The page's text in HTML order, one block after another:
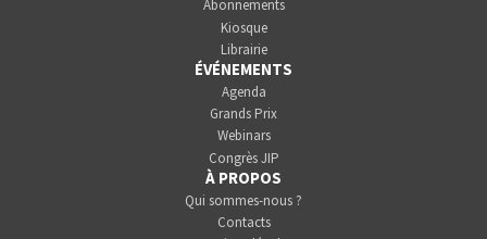
Abonnements
Kiosque
Librairie
ÉVÉNEMENTS
Agenda
Grands Prix
Webinars
Congrès JIP
À PROPOS
Qui sommes-nous ?
Contacts